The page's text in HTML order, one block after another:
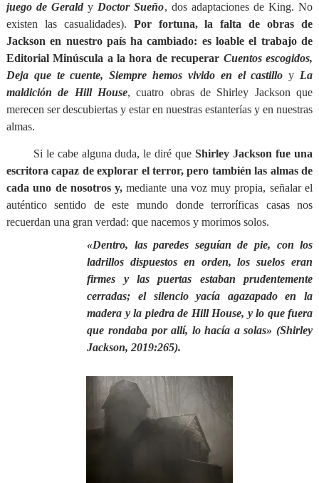
juego de Gerald y Doctor Sueño, dos adaptaciones de King. No
existen las casualidades). Por fortuna, la falta de obras de
Jackson en nuestro país ha cambiado: es loable el trabajo de
Editorial Minúscula a la hora de recuperar Cuentos escogidos,
Deja que te cuente, Siempre hemos vivido en el castilloy La
maldición de Hill House, cuatro obras de Shirley Jackson que
merecen ser descubiertas y estar en nuestras estanterías y en nuestras
almas.
Si le cabe alguna duda, le diré queShirley Jackson fue una
escritora capaz de explorar el terror, pero también las almas de
cada uno de nosotros y, mediante una voz muy propia, señalar el
auténtico sentido de este mundo donde terroríficas casas nos
recuerdan una gran verdad: que nacemos y morimos solos.
«Dentro, las paredes seguían de pie, con los
ladrillos dispuestos en orden, los suelos eran
firmes y las puertas estaban prudentemente
cerradas; el silencio yacía agazapado en la
madera y la piedra de Hill House, y lo que fuera
que rondaba por allí, lo hacía a solas» (Shirley
Jackson, 2019:265).